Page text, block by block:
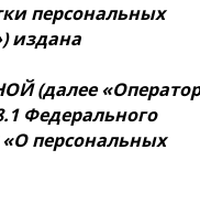
персональных
издана
(далее
Федерального
«О персональных